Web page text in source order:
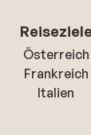
Österreich
Frankreich
Italien